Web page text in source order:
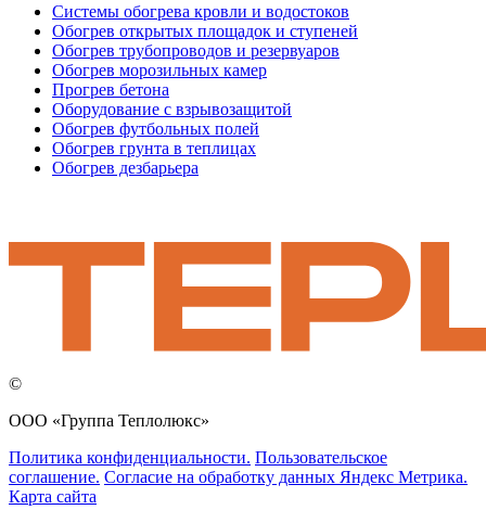
Системы обогрева кровли и водостоков
Обогрев открытых площадок и ступеней
Обогрев трубопроводов и резервуаров
Обогрев морозильных камер
Прогрев бетона
Оборудование с взрывозащитой
Обогрев футбольных полей
Обогрев грунта в теплицах
Обогрев дезбарьера
©
ООО «Группа Теплолюкс»
Политика конфиденциальности. Пользовательское
соглашение. Согласие на обработку данных Яндекс Метрика.
Карта сайта